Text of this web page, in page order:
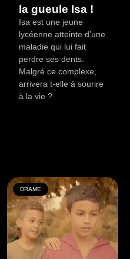
la gueule Isa !
Isa est une jeune
lycéenne atteinte d’une
maladie qui lui fait
perdre ses dents.
Malgré ce complexe,
arrivera t-elle à sourire
à la vie ?
DRAME